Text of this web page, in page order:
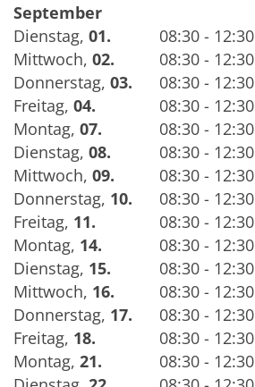
September
Dienstag, 01.
08:30 - 12:30
Mittwoch, 02.
08:30 - 12:30
Donnerstag, 03.
08:30 - 12:30
Freitag, 04.
08:30 - 12:30
Montag, 07.
08:30 - 12:30
Dienstag, 08.
08:30 - 12:30
Mittwoch, 09.
08:30 - 12:30
Donnerstag, 10.
08:30 - 12:30
Freitag, 11.
08:30 - 12:30
Montag, 14.
08:30 - 12:30
Dienstag, 15.
08:30 - 12:30
Mittwoch, 16.
08:30 - 12:30
Donnerstag, 17.
08:30 - 12:30
Freitag, 18.
08:30 - 12:30
Montag, 21.
08:30 - 12:30